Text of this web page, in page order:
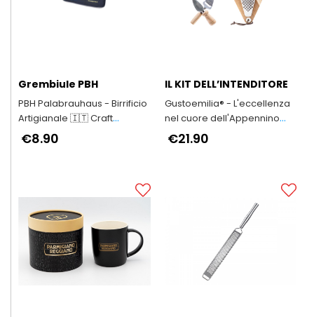
Grembiule PBH
PBH Palabrauhaus - Birrificio
Artigianale 🇮🇹 Craft
Brewery since 2001
€8.90
IL KIT DELL’INTENDITORE
Gustoemilia® - L'eccellenza
nel cuore dell'Appennino
Reggiano
€21.90